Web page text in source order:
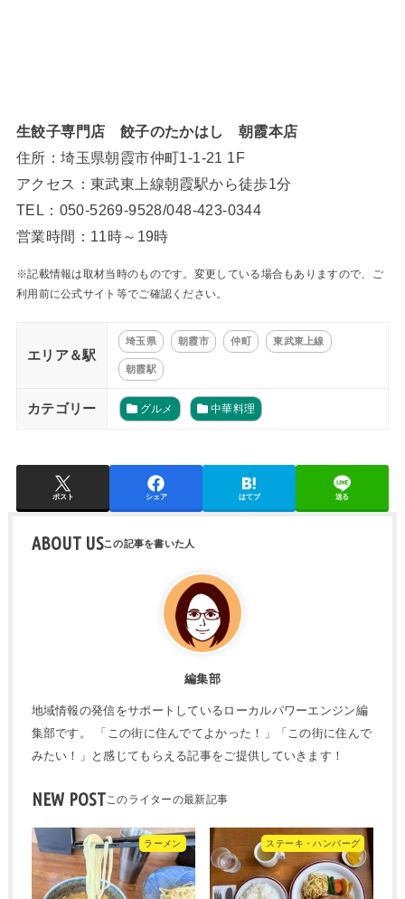
生餃子専門店 餃子のたかはし 朝霞本店
住所：埼玉県朝霞市仲町1-1-21 1F
アクセス：東武東上線朝霞駅から徒歩1分
TEL：050-5269-9528/048-423-0344
営業時間：11時～19時
※記載情報は取材当時のものです。変更している場合もありますので、ご
利用前に公式サイト等でご確認ください。
エリア＆駅
埼玉県 朝霞市 仲町 東武東上線
朝霞駅
カテゴリー グルメ 中華料理
ポスト シェア はてブ 送る
ABOUT US
編集部
地域情報の発信をサポートしているローカルパワーエンジン編
集部です。 「この街に住んでてよかった！」「この街に住んで
みたい！」と感じてもらえる記事をご提供していきます！
NEW POST
ラーメン ステーキ・ハンバーグ